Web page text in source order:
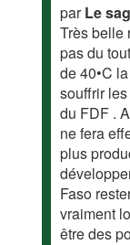
parLe
Très belle
pas du
de 40•C
souffrir
du FDF .
ne fera
plus
Faso
vraiment
être des